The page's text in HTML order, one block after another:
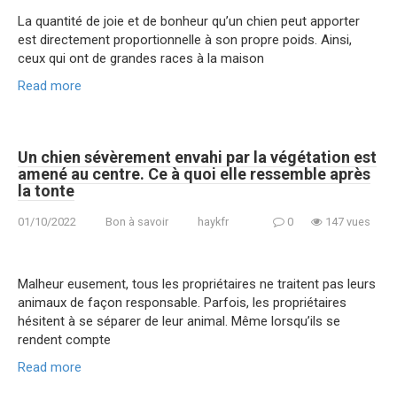
La quantité de joie et de bonheur qu’un chien peut apporter
est directement proportionnelle à son propre poids. Ainsi,
ceux qui ont de grandes races à la maison
Read more
Un chien sévèrement envahi par la végétation est
amené au centre. Ce à quoi elle ressemble après
la tonte
01/10/2022 Bon à savoir haykfr 0 147 vues
Malheur eusement, tous les propriétaires ne traitent pas leurs
animaux de façon responsable. Parfois, les propriétaires
hésitent à se séparer de leur animal. Même lorsqu’ils se
rendent compte
Read more